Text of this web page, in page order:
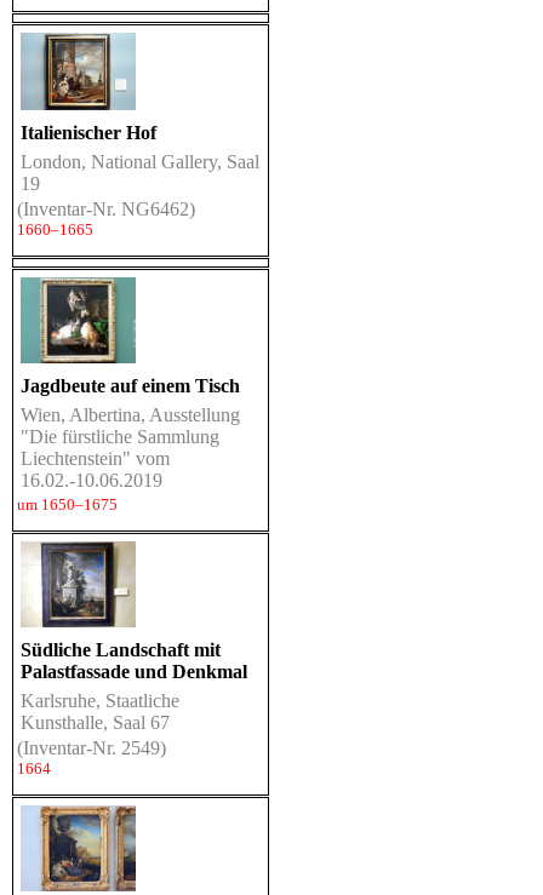
Italienischer Hof
London, National Gallery, Saal
19
(Inventar-Nr. NG6462)
1660–1665
Jagdbeute auf einem Tisch
Wien, Albertina, Ausstellung
"Die fürstliche Sammlung
Liechtenstein" vom
16.02.-10.06.2019
um 1650–1675
Südliche Landschaft mit
Palastfassade und Denkmal
Karlsruhe, Staatliche
Kunsthalle, Saal 67
(Inventar-Nr. 2549)
1664